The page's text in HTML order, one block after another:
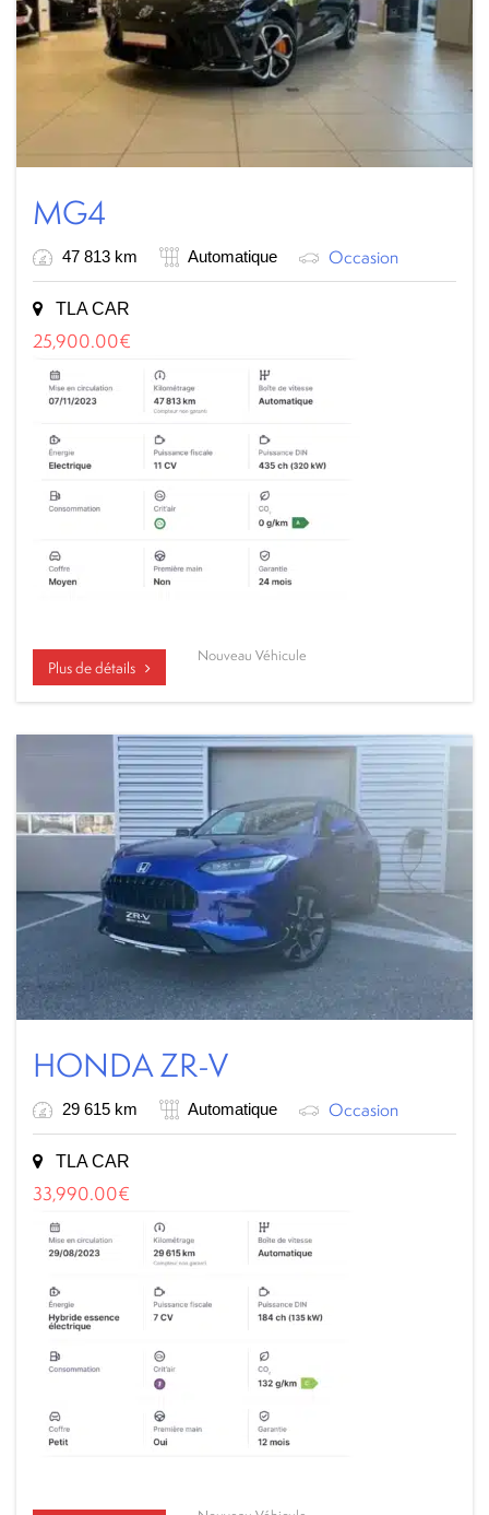
MG4
47 813 km Automatique Occasion
TLA CAR
25,900.00€
Plus de détails
Nouveau Véhicule
HONDA ZR-V
29 615 km Automatique Occasion
TLA CAR
33,990.00€